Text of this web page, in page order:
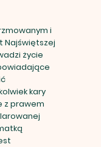
i
Najświętszej
życie
kary
z prawem